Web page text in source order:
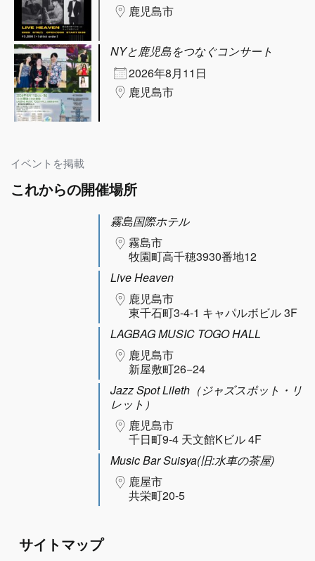
鹿児島市
NYと鹿児島をつなぐコンサート
2026年8月11日
鹿児島市
イベントを掲載
これからの開催場所
霧島国際ホテル
霧島市
牧園町高千穂3930番地12
Live Heaven
鹿児島市
東千石町3-4-1 キャパルボビル 3F
LAGBAG MUSIC TOGO HALL
鹿児島市
新屋敷町26−24
Jazz Spot Lileth（ジャズスポット・リ
レット）
鹿児島市
千日町9-4 天文館Kビル 4F
Music Bar Suisya(旧:水車の茶屋)
鹿屋市
共栄町20-5
サイトマップ